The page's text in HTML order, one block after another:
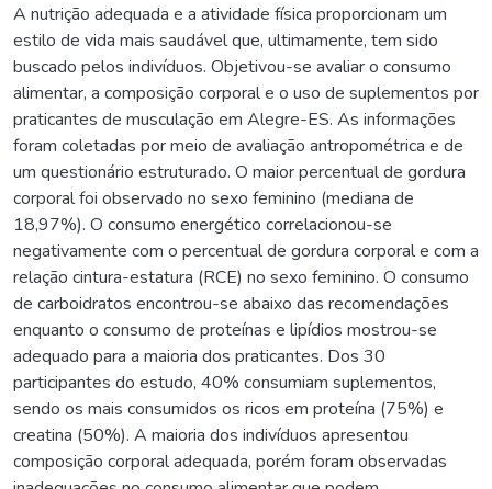
A nutrição adequada e a atividade física proporcionam um
estilo de vida mais saudável que, ultimamente, tem sido
buscado pelos indivíduos. Objetivou-se avaliar o consumo
alimentar, a composição corporal e o uso de suplementos por
praticantes de musculação em Alegre-ES. As informações
foram coletadas por meio de avaliação antropométrica e de
um questionário estruturado. O maior percentual de gordura
corporal foi observado no sexo feminino (mediana de
18,97%). O consumo energético correlacionou-se
negativamente com o percentual de gordura corporal e com a
relação cintura-estatura (RCE) no sexo feminino. O consumo
de carboidratos encontrou-se abaixo das recomendações
enquanto o consumo de proteínas e lipídios mostrou-se
adequado para a maioria dos praticantes. Dos 30
participantes do estudo, 40% consumiam suplementos,
sendo os mais consumidos os ricos em proteína (75%) e
creatina (50%). A maioria dos indivíduos apresentou
composição corporal adequada, porém foram observadas